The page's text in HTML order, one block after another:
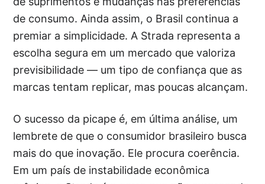
de consumo. Ainda assim, o Brasil continua a
premiar a simplicidade. A Strada representa a
escolha segura em um mercado que valoriza
previsibilidade — um tipo de confiança que as
marcas tentam replicar, mas poucas alcançam.
O sucesso da picape é, em última análise, um
lembrete de que o consumidor brasileiro busca
mais do que inovação. Ele procura coerência.
Em um país de instabilidade econômica